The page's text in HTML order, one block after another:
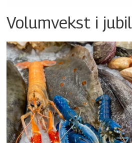
Volumvekst i